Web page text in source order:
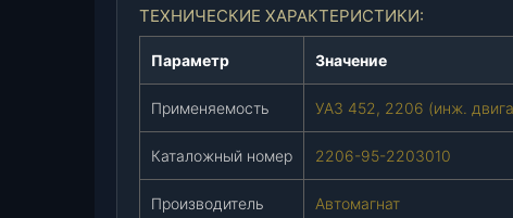
.
(
в
о
а
ТЕХНИЧЕСКИЕ ХАРАКТЕРИСТИКИ:
Параметр Значение
Применяемость УАЗ 452, 2206 (инж.
Каталожный номер 2206-95-2203010
Производитель Автомагнат